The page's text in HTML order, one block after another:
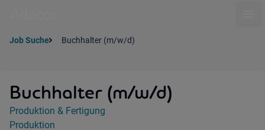
Job Suche Buchhalter (m/w/d)
Buchhalter (m/w/d)
Jobdetails
Kategorie:
Produktion & Fertigung
Produktion